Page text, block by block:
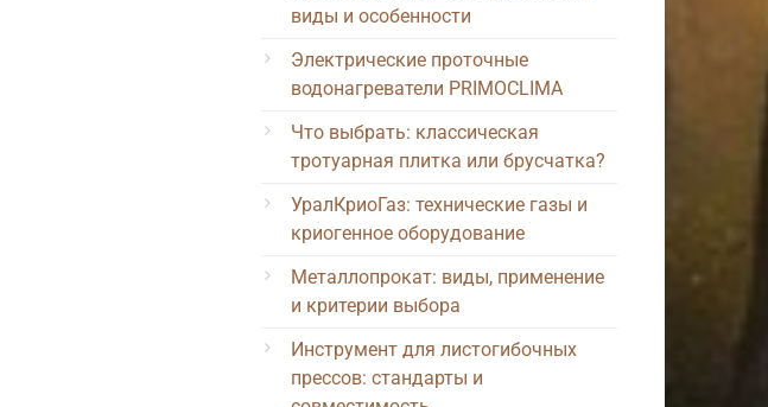
виды и особенности
Электрические проточные
водонагреватели PRIMOCLIMA
Что выбрать: классическая
тротуарная плитка или брусчатка?
УралКриоГаз: технические газы и
криогенное оборудование
Металлопрокат: виды, применение
и критерии выбора
Инструмент для листогибочных
прессов: стандарты и